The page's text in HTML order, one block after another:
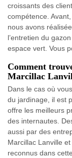
croissants des
compétence.
nous avons
l’entretien du
espace vert. Vous
Comment
Marcillac
Dans le cas où
du jardinage, il est
offre les meilleurs
des internautes.
aussi par des
Marcillac Lanville
reconnus dans